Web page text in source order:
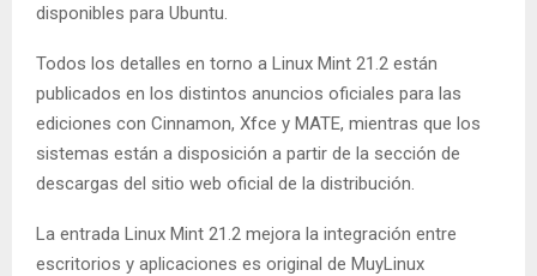
disponibles para Ubuntu.
Todos los detalles en torno a Linux Mint 21.2 están
publicados en los distintos anuncios oficiales para las
ediciones con Cinnamon, Xfce y MATE, mientras que los
sistemas están a disposición a partir de la sección de
descargas del sitio web oficial de la distribución.
La entrada Linux Mint 21.2 mejora la integración entre
escritorios y aplicaciones es original de MuyLinux